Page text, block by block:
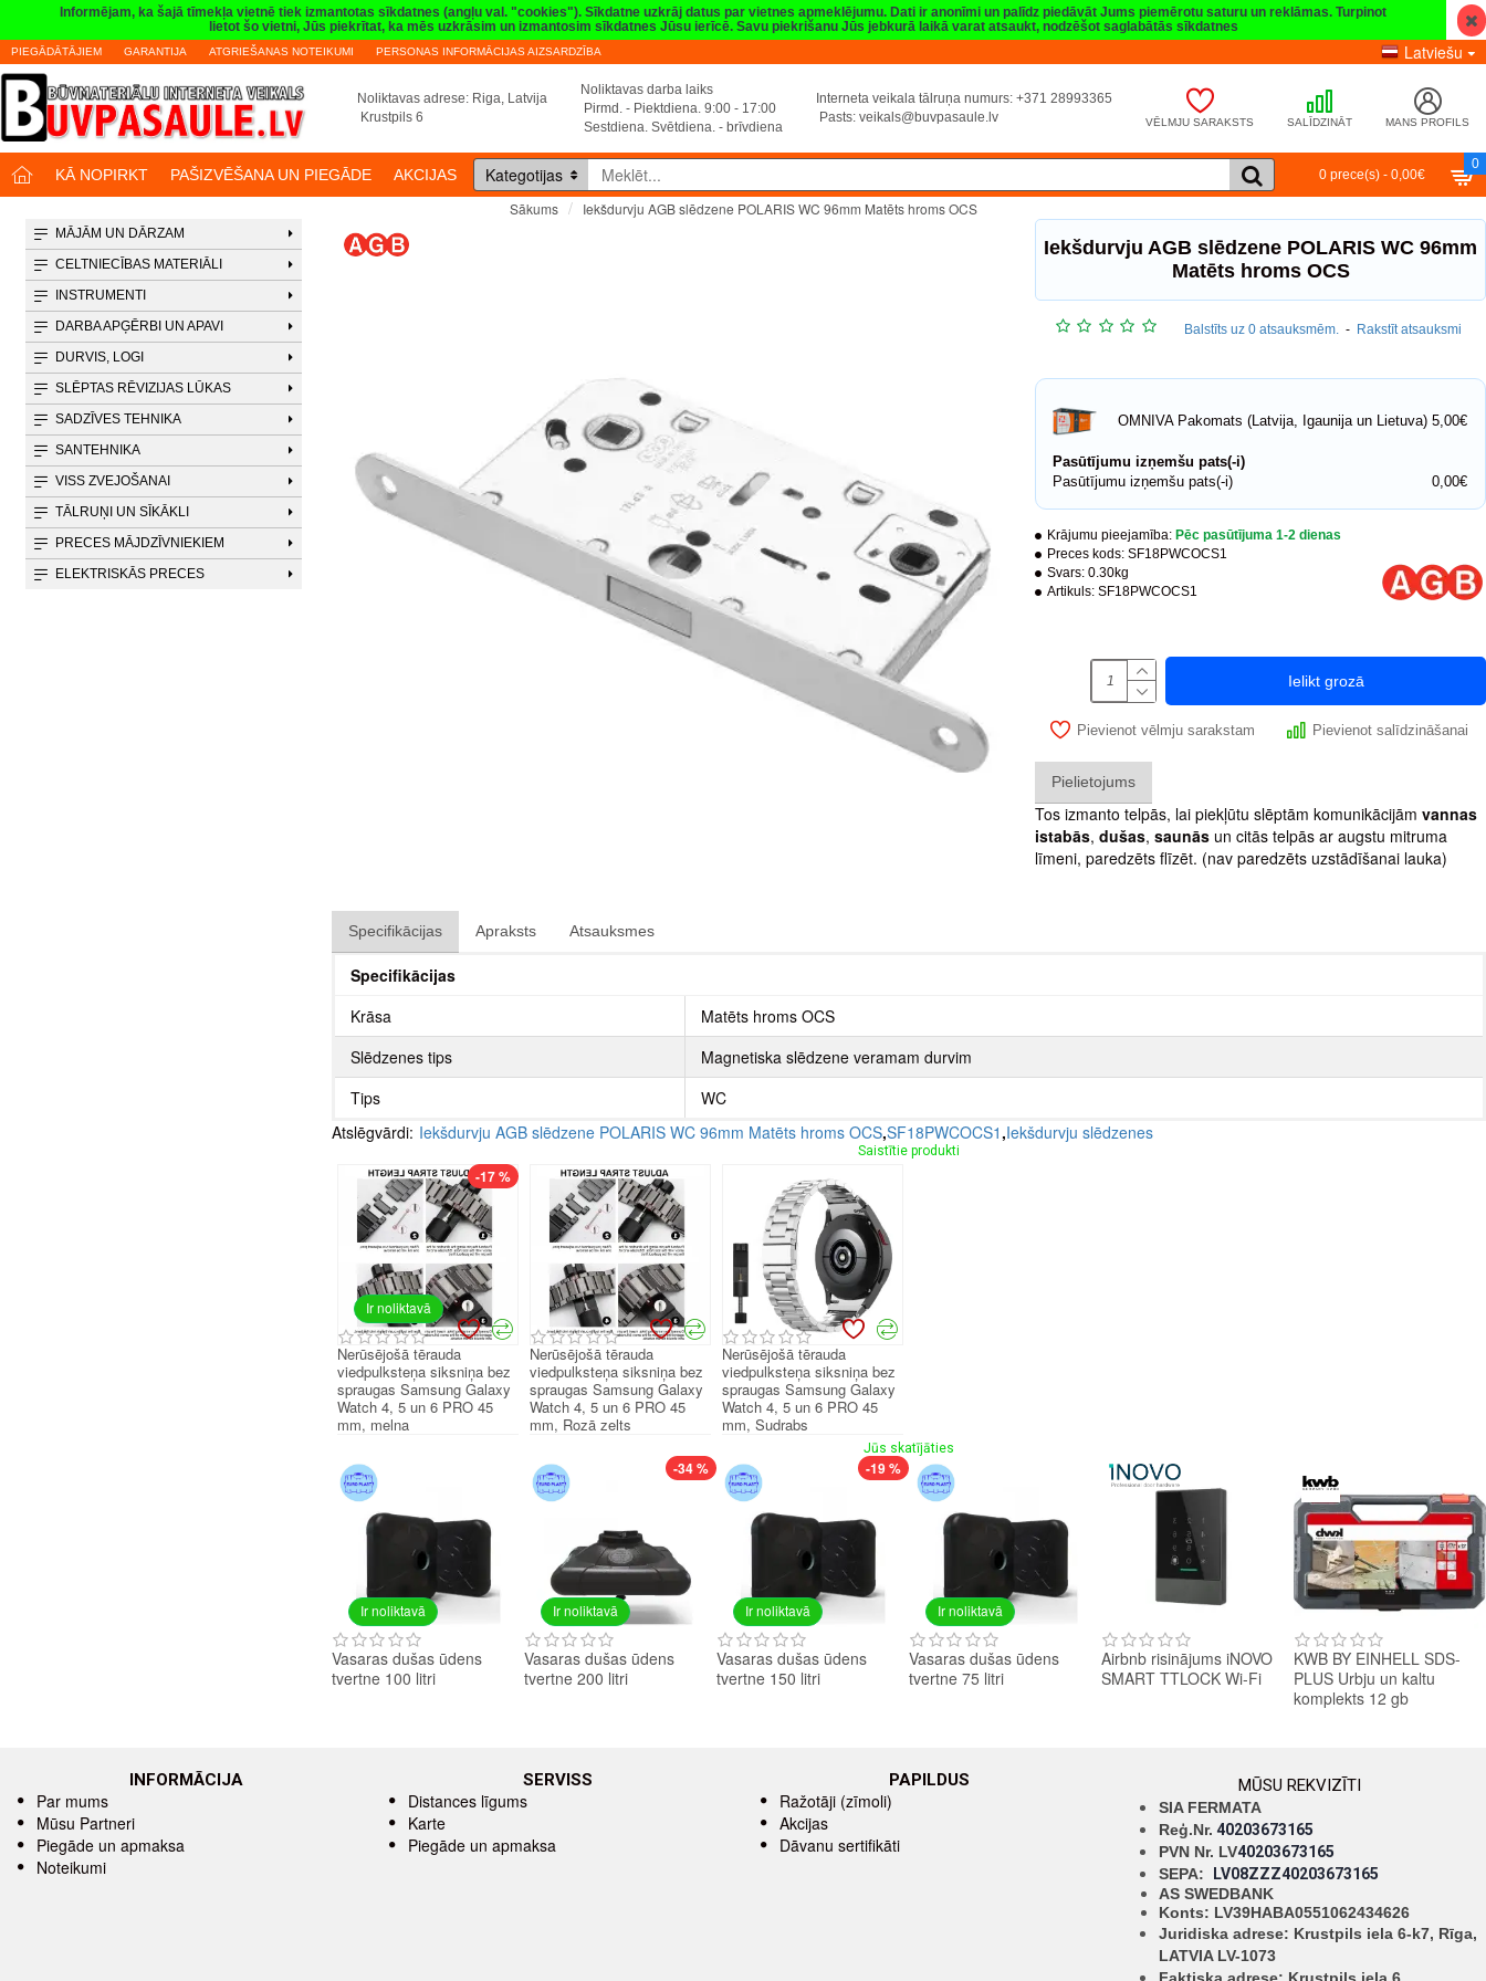
Informējam, ka šajā tīmekļa vietnē tiek izmantotas sīkdatnes (angļu val. "cookies"). Sīkdatne uzkrāj datus par vietnes apmeklējumu. Dati ir anonīmi un palīdz piedāvāt Jums piemērotu saturu un reklāmas. Turpinot
lietot šo vietni, Jūs piekrītat, ka mēs uzkrāsim un izmantosim sīkdatnes Jūsu ierīcē. Savu piekrišanu Jūs jebkurā laikā varat atsaukt, nodzēšot saglabātās sīkdatnes
PIEGĀDĀTĀJIEM GARANTIJA ATGRIEŠANAS NOTEIKUMI PERSONAS INFORMĀCIJAS AIZSARDZĪBA Latviešu
Noliktavas adrese: Riga, Latvija
Krustpils 6
Noliktavas darba laiks
Pirmd. - Piektdiena. 9:00 - 17:00
Sestdiena. Svētdiena. - brīvdiena
Interneta veikala tālruņa numurs: +371 28993365
Pasts: veikals@buvpasaule.lv VĒLMJU SARAKSTS SALĪDZINĀT MANS PROFILS
KĀ NOPIRKT PAŠIZVĒŠANA UN PIEGĀDE AKCIJAS Kategotijas 0 prece(s) - 0,00€
0
Sākums Iekšdurvju AGB slēdzene POLARIS WC 96mm Matēts hroms OCS
MĀJĀM UN DĀRZAM
CELTNIECĪBAS MATERIĀLI
INSTRUMENTI
DARBA APĢĒRBI UN APAVI
DURVIS, LOGI
SLĒPTAS RĒVIZIJAS LŪKAS
SADZĪVES TEHNIKA
SANTEHNIKA
VISS ZVEJOŠANAI
TĀLRUŅI UN SĪKĀKLI
PRECES MĀJDZĪVNIEKIEM
ELEKTRISKĀS PRECES
Iekšdurvju AGB slēdzene POLARIS WC 96mm
Matēts hroms OCS
Krājumu pieejamība: Pēc pasūtījuma 1-2 dienas
Preces kods: SF18PWCOCS1
Svars: 0.30kg
Artikuls: SF18PWCOCS1
Balstīts uz 0 atsauksmēm. - Rakstīt atsauksmi
OMNIVA Pakomats (Latvija, Igaunija un Lietuva) 5,00€
Pasūtījumu izņemšu pats(-i)
Pasūtījumu izņemšu pats(-i)
0,00€
Ielikt grozā
Pievienot vēlmju sarakstam Pievienot salīdzināšanai
Pielietojums
Tos izmanto telpās, lai piekļūtu slēptām komunikācijāmvannas
istabās,dušas,saunās un citās telpās ar augstu mitruma
līmeni, paredzēts flīzēt. (nav paredzēts uzstādīšanai lauka)
Specifikācijas Apraksts Atsauksmes
Specifikācijas
Krāsa
Matēts hroms OCS
Slēdzenes tips
Magnetiska slēdzene veramam durvim
Tips
WC
Atslēgvārdi: Iekšdurvju AGB slēdzene POLARIS WC 96mm Matēts hroms OCS,SF18PWCOCS1,Iekšdurvju slēdzenes
Saistītie produkti
Ir noliktavā
-17 %
Nerūsējošā tērauda
viedpulksteņa siksniņa bez
spraugas Samsung Galaxy
Watch 4, 5 un 6 PRO 45
mm, melna
Nerūsējošā tērauda
viedpulksteņa siksniņa bez
spraugas Samsung Galaxy
Watch 4, 5 un 6 PRO 45
mm, Rozā zelts
Nerūsējošā tērauda
viedpulksteņa siksniņa bez
spraugas Samsung Galaxy
Watch 4, 5 un 6 PRO 45
mm, Sudrabs
Jūs skatījāties
Ir noliktavā
Vasaras dušas ūdens
tvertne 100 litri
Ir noliktavā
-34 %
Vasaras dušas ūdens
tvertne 200 litri
Ir noliktavā
-19 %
Vasaras dušas ūdens
tvertne 150 litri
Ir noliktavā
Vasaras dušas ūdens
tvertne 75 litri
Airbnb risinājums iNOVO
SMART TTLOCK Wi-Fi
KWB BY EINHELL SDS-
PLUS Urbju un kaltu
komplekts 12 gb
INFORMĀCIJA
Par mums
Mūsu Partneri
Piegāde un apmaksa
Noteikumi
SERVISS
Distances līgums
Karte
Piegāde un apmaksa
PAPILDUS
Ražotāji (zīmoli)
Akcijas
Dāvanu sertifikāti
MŪSU REKVIZĪTI
SIA FERMATA
Reģ.Nr. 40203673165
PVN Nr. LV40203673165
SEPA:
LV08ZZZ40203673165
AS SWEDBANK
Konts: LV39HABA0551062434626
Juridiska adrese: Krustpils iela 6-k7, Rīga,
LATVIA LV-1073